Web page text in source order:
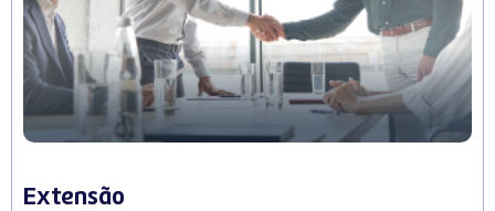
Extensão